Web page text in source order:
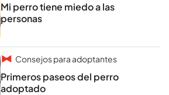
Mi perro tiene miedo a las
personas
Consejos para adoptantes
Primeros paseos del perro
adoptado